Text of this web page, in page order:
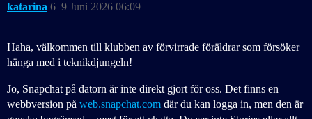
katarina 9 Juni 2026 06:09
6
Haha, välkommen till klubben av förvirrade föräldrar som försöker
hänga med i teknikdjungeln!
Jo, Snapchat på datorn är inte direkt gjort för oss. Det finns en
webbversion på web.snapchat.com där du kan logga in, men den är